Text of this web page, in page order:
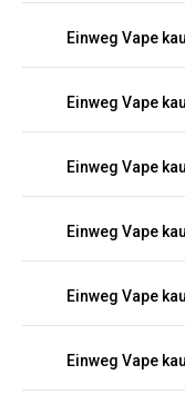
Einweg Vape
Einweg Vape
Einweg Vape
Einweg Vape
Einweg Vape
Einweg Vape